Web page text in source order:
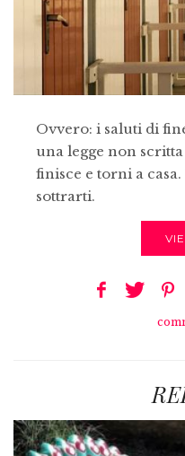
Ovvero: i saluti di
una legge non
finisce e torni a
sottrarti.